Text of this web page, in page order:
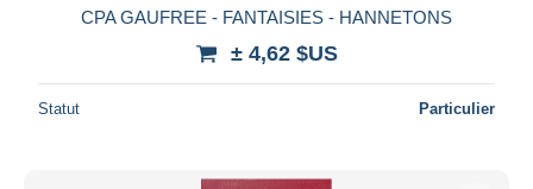
CPA GAUFREE - FANTAISIES - HANNETONS
± 4,62 $US
Statut Particulier